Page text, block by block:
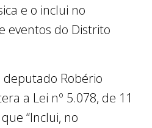
e o inclui no
eventos do Distrito
Robério
a Lei nº 5.078, de 11
“Inclui, no